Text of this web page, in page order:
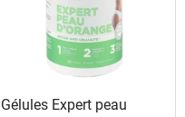
Gélules Expert peau